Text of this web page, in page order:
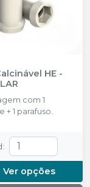
HE -
com 1
+ 1 parafuso.
:
Ver opções